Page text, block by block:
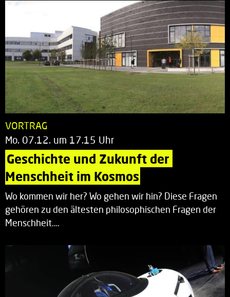
VORTRAG
Mo. 07.12. um 17.15 Uhr
Geschichte und Zukunft der
Menschheit im Kosmos
Wo kommen wir her? Wo gehen wir hin? Diese Fragen
gehören zu den ältesten philosophischen Fragen der
Menschheit.…